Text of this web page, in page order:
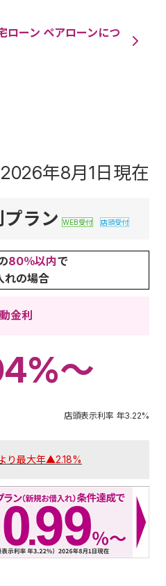
ローン ペアローンにつ
2026年8月1日現在
ラン WEB受付 店頭受付
80％以内で
れの場合
金利
～
店頭表示利率 年3.22%
り最大年▲2.18%